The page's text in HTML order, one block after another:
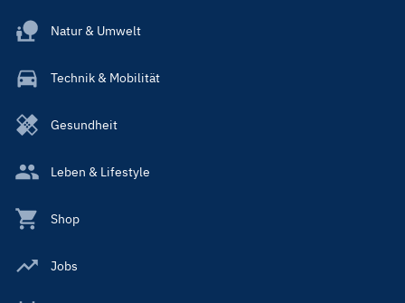
Natur & Umwelt
Technik & Mobilität
Gesundheit
Leben & Lifestyle
Shop
Jobs